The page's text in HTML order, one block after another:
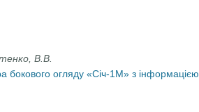
В.В.
бокового огляду «Січ-1М» з інформацією